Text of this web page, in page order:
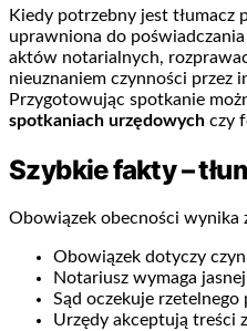
Kiedy potrzebny jest tłumacz
uprawniona do
aktów notarialnych,
nieuznaniem czynności przez
Przygotowując spotkanie
spotkaniach urzędowych czy
Szybkie fakty –
Obowiązek obecności wynika
Obowiązek dotyczy
Notariusz wymaga
Sąd oczekuje rzetelnego
Urzędy akceptują treści